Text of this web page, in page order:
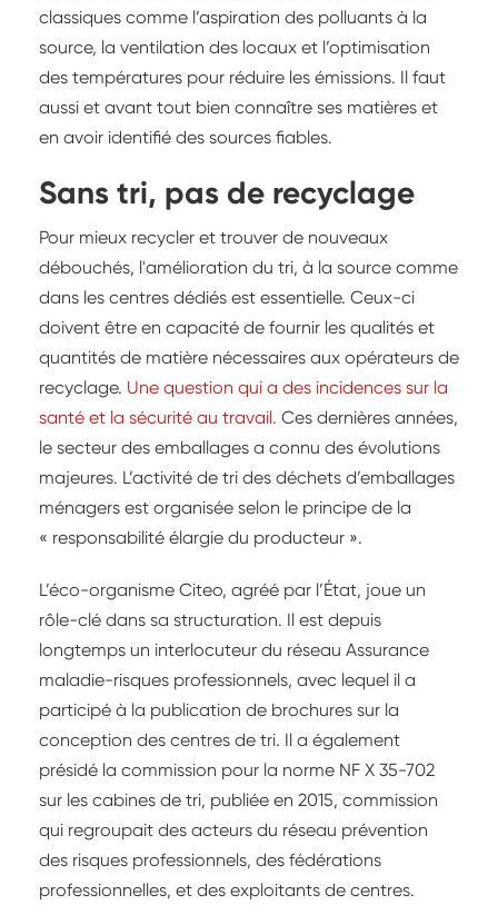
classiques comme l’aspiration des polluants à la
source, la ventilation des locaux et l’optimisation
des températures pour réduire les émissions. Il faut
aussi et avant tout bien connaître ses matières et
en avoir identifié des sources fiables.
Sans tri, pas de recyclage
Pour mieux recycler et trouver de nouveaux
débouchés, l'amélioration du tri, à la source comme
dans les centres dédiés est essentielle. Ceux-ci
doivent être en capacité de fournir les qualités et
quantités de matière nécessaires aux opérateurs de
recyclage. Une question qui a des incidences sur la
santé et la sécurité au travail. Ces dernières années,
le secteur des emballages a connu des évolutions
majeures. L’activité de tri des déchets d’emballages
ménagers est organisée selon le principe de la
« responsabilité élargie du producteur ».
L’éco-organisme Citeo, agréé par l’État, joue un
rôle-clé dans sa structuration. Il est depuis
longtemps un interlocuteur du réseau Assurance
maladie-risques professionnels, avec lequel il a
participé à la publication de brochures sur la
conception des centres de tri. Il a également
présidé la commission pour la norme NF X 35-702
sur les cabines de tri, publiée en 2015, commission
qui regroupait des acteurs du réseau prévention
des risques professionnels, des fédérations
professionnelles, et des exploitants de centres.